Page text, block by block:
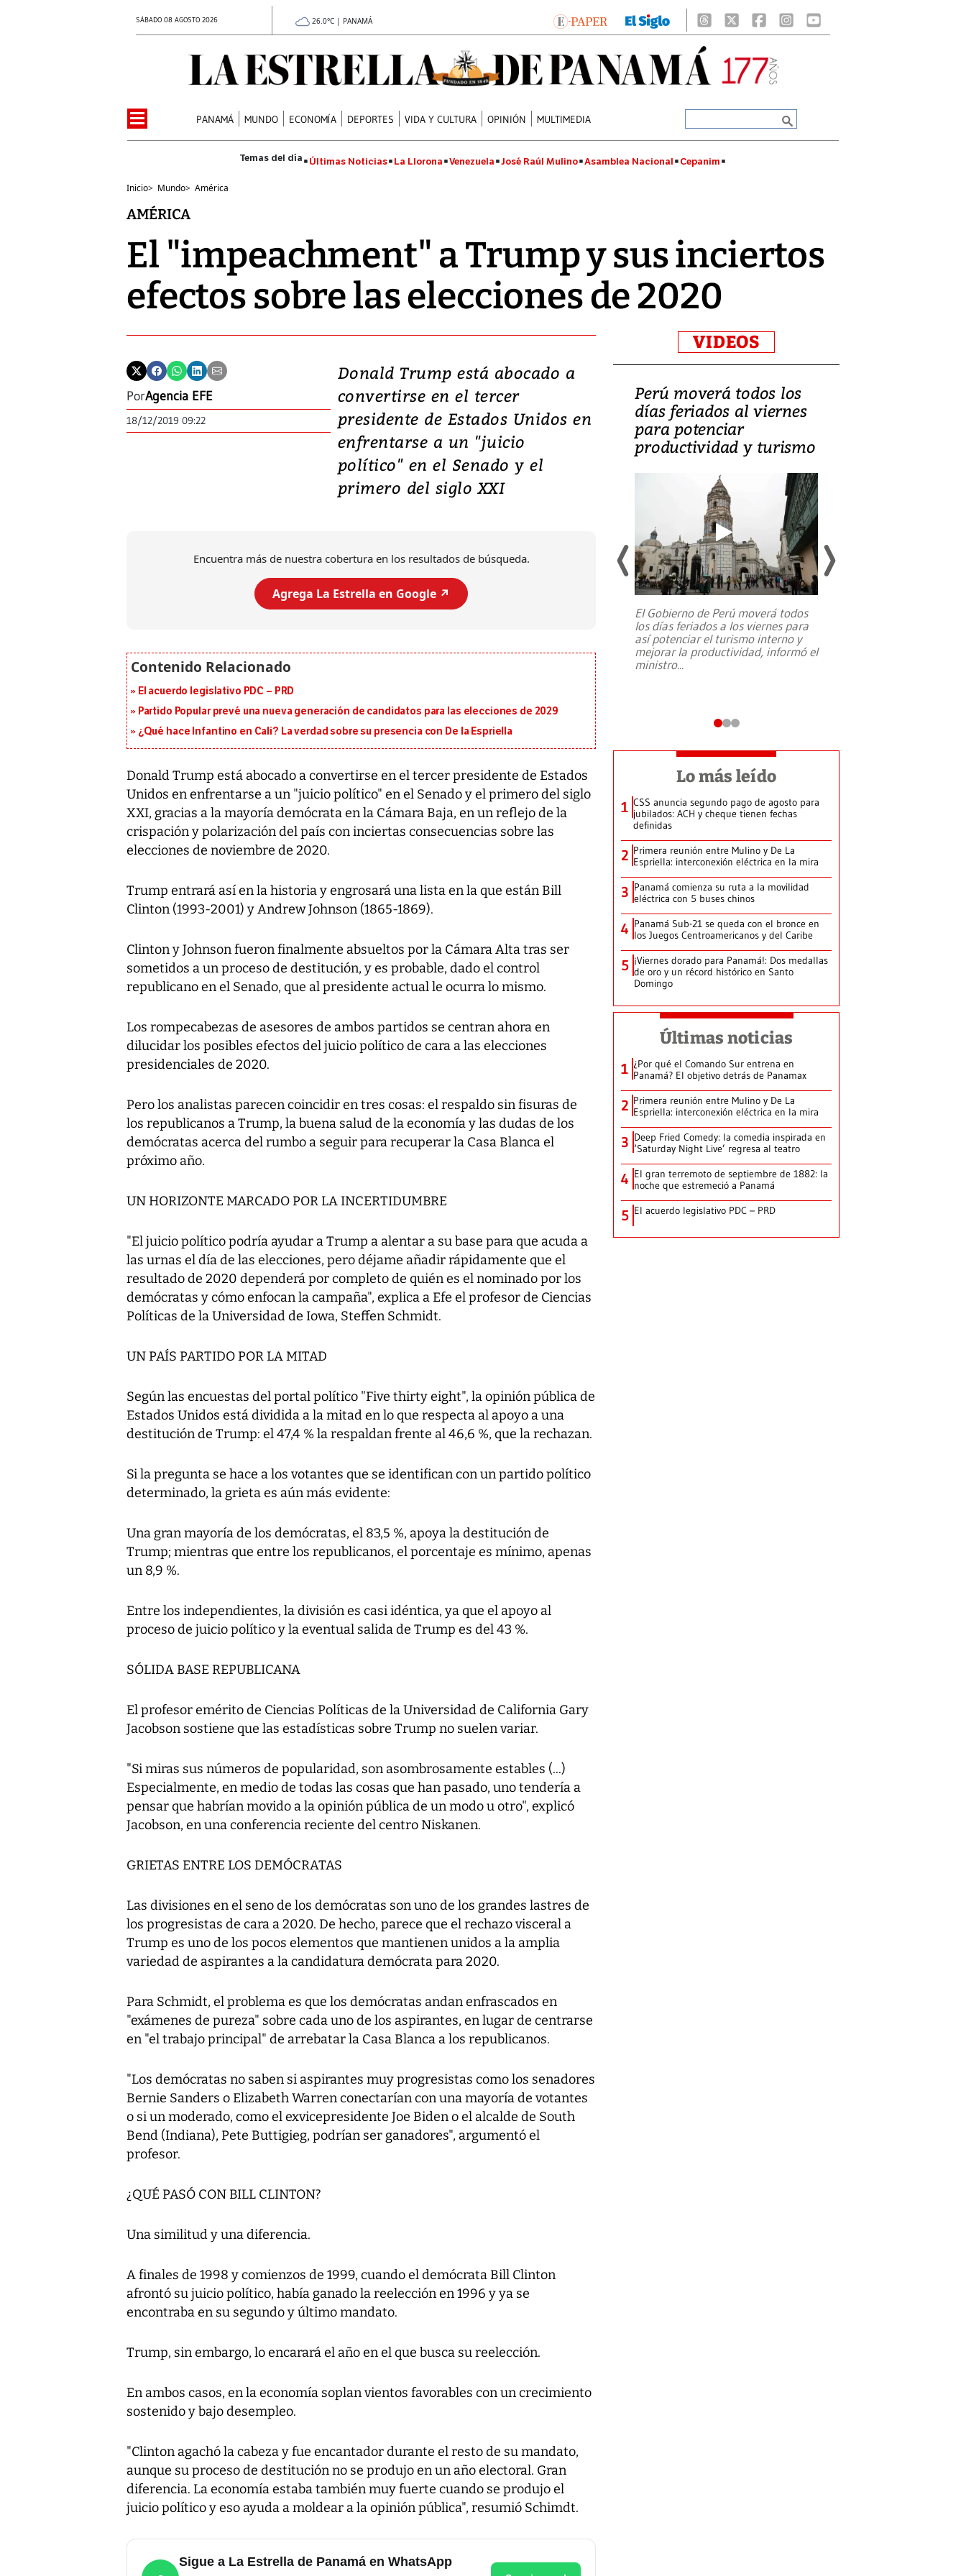
SÁBADO 08 AGOSTO 2026 26.0°C | PANAMÁ
PANAMÁ MUNDO ECONOMÍA DEPORTES VIDA Y CULTURA OPINIÓN MULTIMEDIA
Últimas Noticias La Llorona Venezuela José Raúl Mulino Asamblea Nacional Cepanim
Inicio> Mundo> América
AMÉRICA
El "impeachment" a Trump y sus inciertos
efectos sobre las elecciones de 2020
PorAgencia EFE
18/12/2019 09:22
Donald Trump está abocado a
convertirse en el tercer
presidente de Estados Unidos en
enfrentarse a un "juicio
político" en el Senado y el
primero del siglo XXI
Encuentra más de nuestra cobertura en los resultados de búsqueda.
Agrega La Estrella en Google ↗️
El acuerdo legislativo PDC – PRD
Partido Popular prevé una nueva generación de candidatos para las elecciones de 2029
¿Qué hace Infantino en Cali? La verdad sobre su presencia con De la Espriella
Donald Trump está abocado a convertirse en el tercer presidente de Estados
Unidos en enfrentarse a un "juicio político" en el Senado y el primero del siglo
XXI, gracias a la mayoría demócrata en la Cámara Baja, en un reflejo de la
crispación y polarización del país con inciertas consecuencias sobre las
elecciones de noviembre de 2020.
Trump entrará así en la historia y engrosará una lista en la que están Bill
Clinton (1993-2001) y Andrew Johnson (1865-1869).
Clinton y Johnson fueron finalmente absueltos por la Cámara Alta tras ser
sometidos a un proceso de destitución, y es probable, dado el control
republicano en el Senado, que al presidente actual le ocurra lo mismo.
Los rompecabezas de asesores de ambos partidos se centran ahora en
dilucidar los posibles efectos del juicio político de cara a las elecciones
presidenciales de 2020.
Pero los analistas parecen coincidir en tres cosas: el respaldo sin fisuras de
los republicanos a Trump, la buena salud de la economía y las dudas de los
demócratas acerca del rumbo a seguir para recuperar la Casa Blanca el
próximo año.
UN HORIZONTE MARCADO POR LA INCERTIDUMBRE
"El juicio político podría ayudar a Trump a alentar a su base para que acuda a
las urnas el día de las elecciones, pero déjame añadir rápidamente que el
resultado de 2020 dependerá por completo de quién es el nominado por los
demócratas y cómo enfocan la campaña", explica a Efe el profesor de Ciencias
Políticas de la Universidad de Iowa, Steffen Schmidt.
UN PAÍS PARTIDO POR LA MITAD
Según las encuestas del portal político "Five thirty eight", la opinión pública de
Estados Unidos está dividida a la mitad en lo que respecta al apoyo a una
destitución de Trump: el 47,4 % la respaldan frente al 46,6 %, que la rechazan.
Si la pregunta se hace a los votantes que se identifican con un partido político
determinado, la grieta es aún más evidente:
Una gran mayoría de los demócratas, el 83,5 %, apoya la destitución de
Trump; mientras que entre los republicanos, el porcentaje es mínimo, apenas
un 8,9 %.
Entre los independientes, la división es casi idéntica, ya que el apoyo al
proceso de juicio político y la eventual salida de Trump es del 43 %.
SÓLIDA BASE REPUBLICANA
El profesor emérito de Ciencias Políticas de la Universidad de California Gary
Jacobson sostiene que las estadísticas sobre Trump no suelen variar.
"Si miras sus números de popularidad, son asombrosamente estables (...)
Especialmente, en medio de todas las cosas que han pasado, uno tendería a
pensar que habrían movido a la opinión pública de un modo u otro", explicó
Jacobson, en una conferencia reciente del centro Niskanen.
GRIETAS ENTRE LOS DEMÓCRATAS
Las divisiones en el seno de los demócratas son uno de los grandes lastres de
los progresistas de cara a 2020. De hecho, parece que el rechazo visceral a
Trump es uno de los pocos elementos que mantienen unidos a la amplia
variedad de aspirantes a la candidatura demócrata para 2020.
Para Schmidt, el problema es que los demócratas andan enfrascados en
"exámenes de pureza" sobre cada uno de los aspirantes, en lugar de centrarse
en "el trabajo principal" de arrebatar la Casa Blanca a los republicanos.
"Los demócratas no saben si aspirantes muy progresistas como los senadores
Bernie Sanders o Elizabeth Warren conectarían con una mayoría de votantes
o si un moderado, como el exvicepresidente Joe Biden o el alcalde de South
Bend (Indiana), Pete Buttigieg, podrían ser ganadores", argumentó el
profesor.
¿QUÉ PASÓ CON BILL CLINTON?
Una similitud y una diferencia.
A finales de 1998 y comienzos de 1999, cuando el demócrata Bill Clinton
afrontó su juicio político, había ganado la reelección en 1996 y ya se
encontraba en su segundo y último mandato.
Trump, sin embargo, lo encarará el año en el que busca su reelección.
En ambos casos, en la economía soplan vientos favorables con un crecimiento
sostenido y bajo desempleo.
"Clinton agachó la cabeza y fue encantador durante el resto de su mandato,
aunque su proceso de destitución no se produjo en un año electoral. Gran
diferencia. La economía estaba también muy fuerte cuando se produjo el
juicio político y eso ayuda a moldear a la opinión pública", resumió Schimdt.
Sigue a La Estrella de Panamá en WhatsApp
VIDEOS
Video: Lula lanza su
candidatura con
promesas de inversión
en defensa, educación y
tierras raras
presidente de Brasil, Luiz Inácio Lula
Perú moverá todos los
días feriados al viernes
para potenciar
productividad y turismo
El Gobierno de Perú moverá todos
los días feriados a los viernes para
así potenciar el turismo interno y
mejorar la productividad, informó el
ministro...
Lo más leído
1 CSS anuncia segundo pago de agosto para
jubilados: ACH y cheque tienen fechas
definidas
2 Primera reunión entre Mulino y De La
Espriella: interconexión eléctrica en la mira
3 Panamá comienza su ruta a la movilidad
eléctrica con 5 buses chinos
4 Panamá Sub-21 se queda con el bronce en
los Juegos Centroamericanos y del Caribe
5 ¡Viernes dorado para Panamá!: Dos medallas
de oro y un récord histórico en Santo
Domingo
Últimas noticias
1 ¿Por qué el Comando Sur entrena en
Panamá? El objetivo detrás de Panamax
2 Primera reunión entre Mulino y De La
Espriella: interconexión eléctrica en la mira
3 Deep Fried Comedy: la comedia inspirada en
‘Saturday Night Live’ regresa al teatro
4 El gran terremoto de septiembre de 1882: la
noche que estremeció a Panamá
5 El acuerdo legislativo PDC – PRD